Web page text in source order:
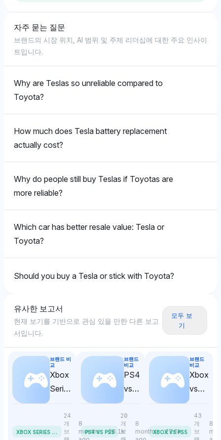
습니다.
Grok
Grok은 테슬라와 도요타에 각각 1.1%의 동일한 가시성
을 부여하며, 장기적인 환경적 이점에 대한 중립적인 톤
에 대한 언급은 브랜드 특정 혁신보다 시스템적 영향을
평가하는 데이터 중심의 관점을 암시합니다. 한 브랜드를
명시적으로 선호하지 않으며, 대신 더 큰 환경적 문맥에
Deepseek
Deepseek은 테슬라와 도요타에 각각 0.6%의 동일한
가시성을 제공하며, 장기적인 환경적 영향에 대한 식별
데이터와 맥락 참고 부족으로 인해 단순하며 중립적인 톤
을 유지합니다.
견해를 제시하고 있으며, 신뢰성을 위한 신뢰성을 강조하
기 위해 Consumer Reports와 같은 출처의 데이터를 인
용합니다.
없지만 이 브랜드들에 대한 긍정적인 감정을 보여주며
JD Power와 같은 데이터에 대한 언급이 이를 뒷받침합
Gemini
릭스에서 안정적인 성능을 강조하면서 중립적에서 긍정
적인 감정을 제시합니다.
Perplexity
Perplexity는 도요타와 포르쉐를 각각 3.4%의 가시성 점
수로 편향하며, 이는 신뢰성 및 고급스러움에 대한 인식
과 관련된 강한 재판매 가치를 시사합니다. 톤은 중립적
이며, 명시적인 가치 유지 논의보다 데이터를 우선시합니
Chatgpt
ChatGPT는 도요타를 강하게 선호하며 10.1%의 가시성
가치 유지로 연결될 가능성이 높습니다. 톤은 긍정적이며
이 문맥에서 도요타의 우위를 반영합니다.
Deepseek
DeepSeek은 도요타와 스바루를 각각 3.6%의 가시성
은 중립적이며 명시적인 가치 판단 없이 데이터 기반의
Grok
뢰성으로 가치를 유지하는 브랜드에 대한 균형 잡힌 견해
를 제시하고 있습니다. 톤은 중립적이며 명시적인 우선순
위 없이 가시성 메트릭스에 의존합니다.
Perplexity
Perplexity는 도요타에 3.4%의 가시성 점수를 부여하고
테슬라는 0.8%로, 신뢰성과 낮은 유지비로 알려진 도요
타와 연관된 총 소유 비용이 더 낮다는 것을 제시합니다.
감정 톤은 도요타에 대해 긍정적이며 그 비용 효과성을
Grok
Grok은 도요타와 테슬라에 각각 2.2%의 동일한 가시성
약간 우위를 보일 수 있습니다. 감정 톤은 중립적이며 균
형 잡힌 고려를 반영합니다.
Deepseek
Deepseek은 도요타와 테슬라에 각각 3.1%의 동일한
생태계는 암시될 수 있습니다. 감정 톤은 중립적이며 한
Gemini
만, 도요타는 비용 효율성을 중심으로 넓은 사용자 경험
내러티브에서 이득을 볼 수 있습니다. 감정 톤은 중립적
이며 명확한 선호가 부족합니다.
자주 묻는 질문
브랜드의 시장 위치, AI 범위 및 주제 리더십에 대한 주요 인사이
트입니다.
Why are Teslas so unreliable compared to
Toyota?
How much does Tesla battery replacement
actually cost?
Why do people still buy Teslas if Toyotas are
more reliable?
Which car has better resale value: Tesla or
Toyota?
Should you buy a Tesla or stick with Toyota?
유사한 보고서
현재 보기를 기반으로 관심 있을 만한 다른 보고
서입니다.
모두 보
기
브랜드 비
교
Xbox
Series
X vs
Series
S X
BOX SERIES X VS SERIES S
24
개
브
8
months
28.1k
브랜드
비교
PS4
vs
PS4 VS PS5
20
개
브
8
months
27.6k
브랜드
비교
Xbox
vs
PS5
XBOX VS PS5
43
개
브
8